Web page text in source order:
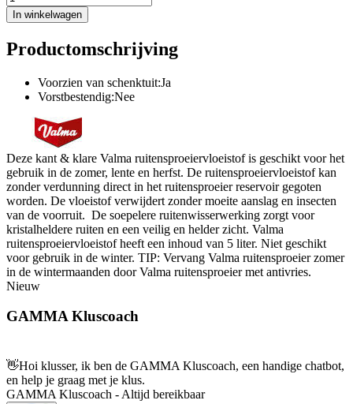
In winkelwagen
Productomschrijving
Voorzien van schenktuit:Ja
Vorstbestendig:Nee
Deze kant & klare Valma ruitensproeiervloeistof is geschikt voor het
gebruik in de zomer, lente en herfst. De ruitensproeiervloeistof kan
zonder verdunning direct in het ruitensproeier reservoir gegoten
worden. De vloeistof verwijdert zonder moeite aanslag en insecten
van de voorruit. De soepelere ruitenwisserwerking zorgt voor
kristalheldere ruiten en een veilig en helder zicht. Valma
ruitensproeiervloeistof heeft een inhoud van 5 liter. Niet geschikt
voor gebruik in de winter. TIP: Vervang Valma ruitensproeier zomer
in de wintermaanden door Valma ruitensproeier met antivries.
Nieuw
GAMMA Kluscoach
👋Hoi klusser, ik ben de GAMMA Kluscoach, een handige chatbot,
en help je graag met je klus.
GAMMA Kluscoach - Altijd bereikbaar